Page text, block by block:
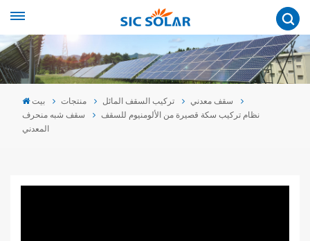
بيت منتجات تركيب السقف المائل
سقف معدني
سقف شبه منحرف
نظام تركيب سكة قصيرة من الألومنيوم للسقف
المعدني